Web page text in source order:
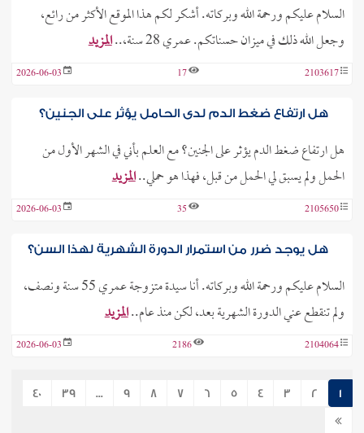
السلام عليكم ورحمة الله وبركاته. أشكر لكم هذا الموقع الأكثر من رائع،
وجعل الله ذلك في ميزان حسناتكم. عمري 28 سنة،..
المزيد
2103617
17
2026-06-03
هل ارتفاع ضغط الدم لدى الحامل يؤثر على الجنين؟
هل ارتفاع ضغط الدم يؤثر على الجنين؟ مع العلم بأني في الشهر الأول من
الحمل ولم يسبق لي الحمل من قبل، فهذا هو حملي..المزيد
2105650
35
2026-06-03
هل يوجد ضرر من استمرار الدورة الشهرية لهذا السن؟
السلام عليكم ورحمة الله وبركاته. أنا سيدة متزوجة عمري 55 سنة ونصف،
ولم تنقطع عني الدورة الشهرية بعد، لكن منذ عام..المزيد
2104064
2186
2026-06-03
1
2
3
4
5
6
7
8
9
...
39
40